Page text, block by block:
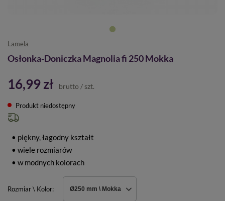
Lamela
Osłonka-Doniczka Magnolia fi 250 Mokka
16,99 zł brutto / szt.
Produkt niedostępny
• piękny, łagodny kształt
• wiele rozmiarów
• w modnych kolorach
Rozmiar \ Kolor Ø250 mm \ Mokka